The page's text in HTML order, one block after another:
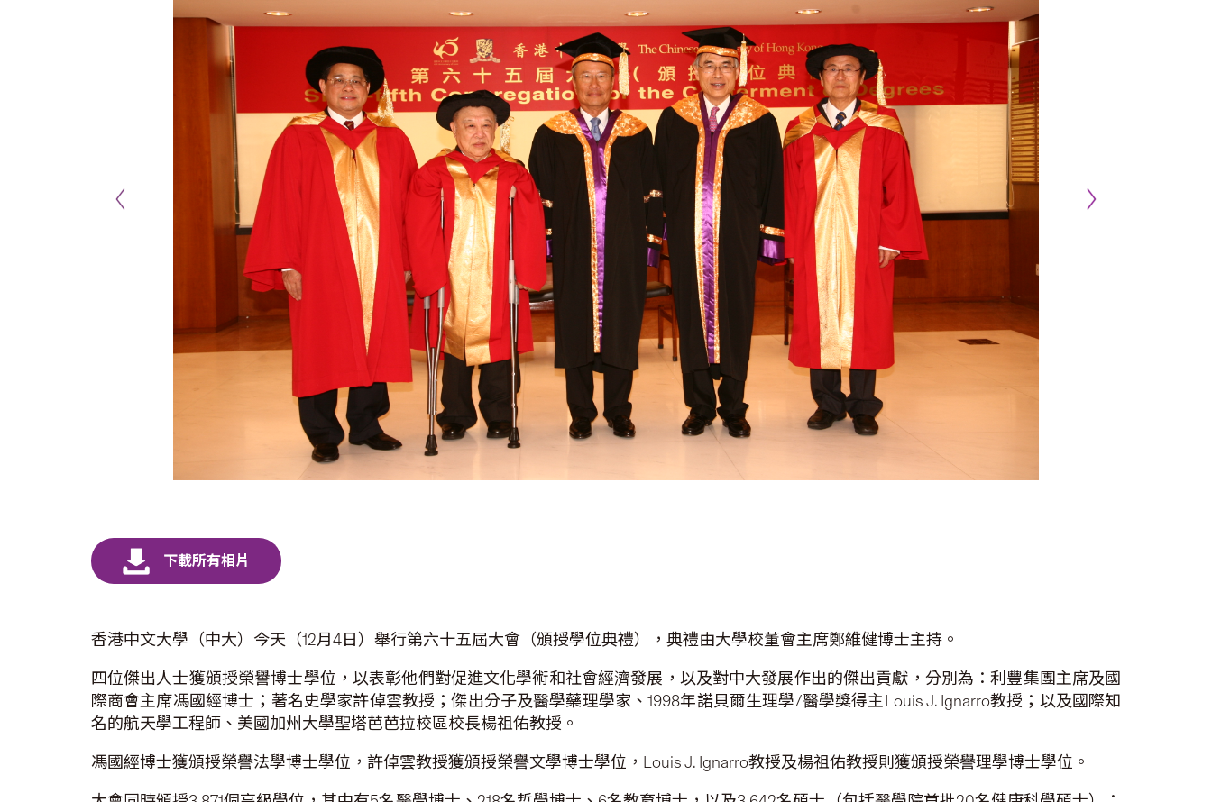
香港中文大學（中大）今天（12月4日）舉行第六十五屆大會（頒授學位典禮），典禮由大學校董會主席鄭維健博士主持。
四位傑出人士獲頒授榮譽博士學位，以表彰他們對促進文化學術和社會經濟發展，以及對中大發展作出的傑出貢獻，分別為：利豐集團主席及國
際商會主席馮國經博士；著名史學家許倬雲教授；傑出分子及醫學藥理學家、1998年諾貝爾生理學/醫學獎得主Louis J. Ignarro教授；以及國際知
名的航天學工程師、美國加州大學聖塔芭芭拉校區校長楊祖佑教授。
馮國經博士獲頒授榮譽法學博士學位，許倬雲教授獲頒授榮譽文學博士學位，Louis J. Ignarro教授及楊祖佑教授則獲頒授榮譽理學博士學位。